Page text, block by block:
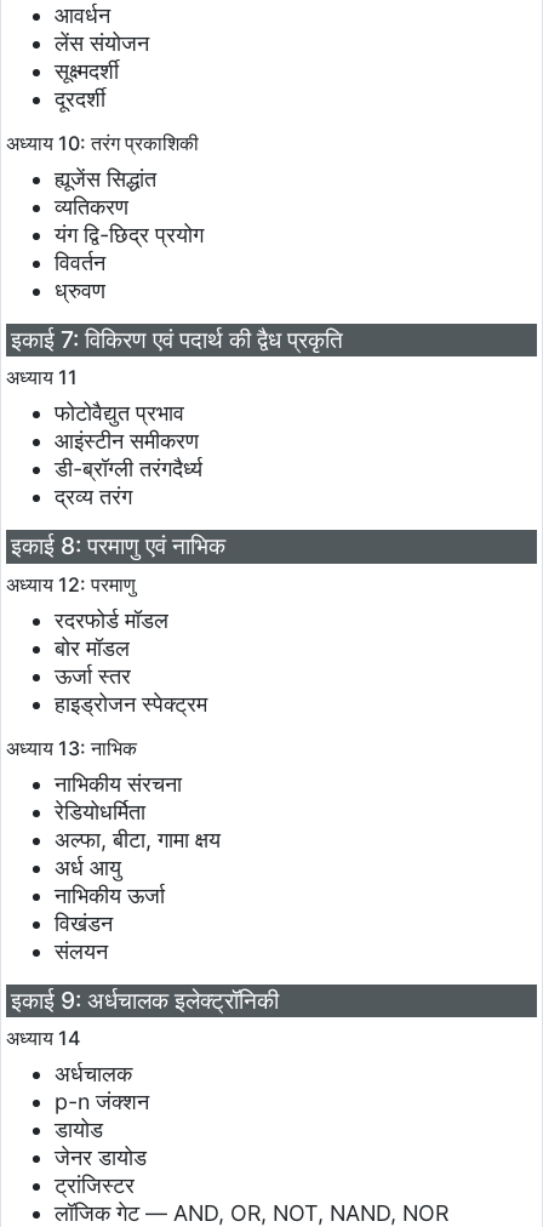
आवर्धन
लेंस संयोजन
सूक्ष्मदर्शी
दूरदर्शी
अध्याय 10: तरंग प्रकाशिकी
ह्यूजेंस सिद्धांत
व्यतिकरण
यंग द्वि-छिद्र प्रयोग
विवर्तन
ध्रुवण
इकाई 7: विकिरण एवं पदार्थ की द्वैध प्रकृति
अध्याय 11
फोटोवैद्युत प्रभाव
आइंस्टीन समीकरण
डी-ब्रॉग्ली तरंगदैर्ध्य
द्रव्य तरंग
इकाई 8: परमाणु एवं नाभिक
अध्याय 12: परमाणु
रदरफोर्ड मॉडल
बोर मॉडल
ऊर्जा स्तर
हाइड्रोजन स्पेक्ट्रम
अध्याय 13: नाभिक
नाभिकीय संरचना
रेडियोधर्मिता
अल्फा, बीटा, गामा क्षय
अर्ध आयु
नाभिकीय ऊर्जा
विखंडन
संलयन
इकाई 9: अर्धचालक इलेक्ट्रॉनिकी
अध्याय 14
अर्धचालक
p-n जंक्शन
डायोड
जेनर डायोड
ट्रांजिस्टर
लॉजिक गेट — AND, OR, NOT, NAND, NOR